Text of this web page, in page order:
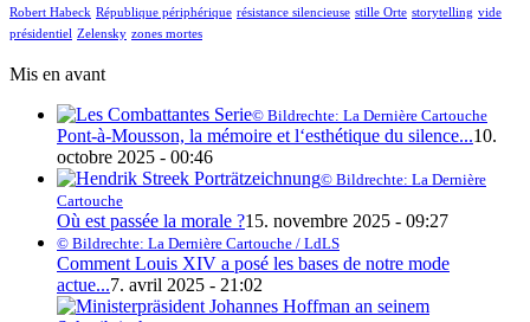
Robert Habeck République périphérique résistance silencieuse stille Orte storytelling vide
présidentiel Zelensky zones mortes
Mis en avant
© Bildrechte: La Dernière Cartouche
Pont-à-Mousson, la mémoire et l‘esthétique du silence...10.
octobre 2025 - 00:46
© Bildrechte: La Dernière
Cartouche
Où est passée la morale ?15. novembre 2025 - 09:27
© Bildrechte: La Dernière Cartouche / LdLS
Comment Louis XIV a posé les bases de notre mode
actue...7. avril 2025 - 21:02